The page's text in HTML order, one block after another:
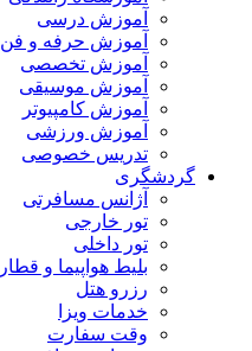
آموزش درسی
آموزش حرفه و فن
آموزش تخصصی
آموزش موسیقی
آموزش کامپیوتر
آموزش ورزشی
تدریس خصوصی
گردشگری
آژانس مسافرتی
تور خارجی
تور داخلی
بلیط هواپیما و قطار
رزرو هتل
خدمات ویزا
وقت سفارت